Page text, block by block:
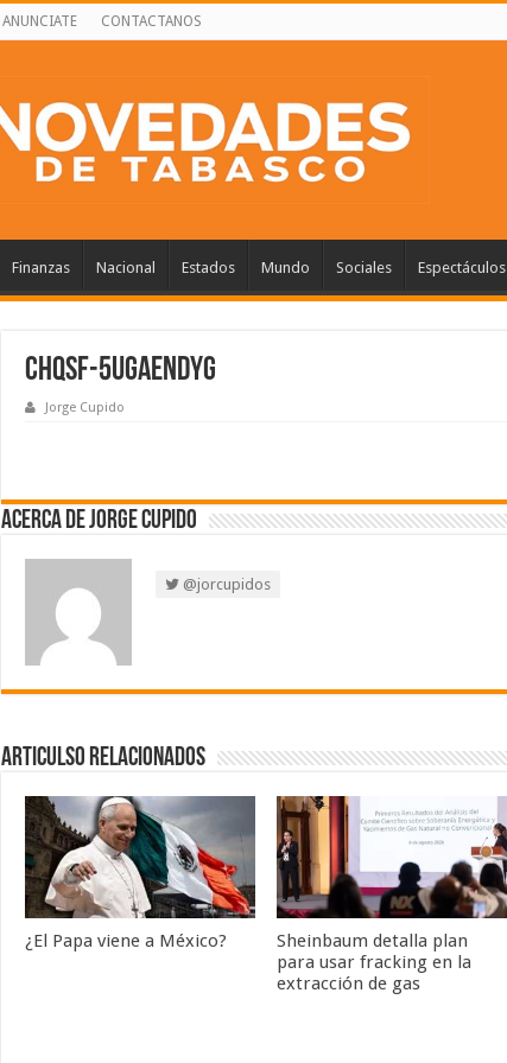
ANUNCIATE CONTACTANOS
Finanzas Nacional Estados Mundo Sociales Espectáculos
ChqSf-5UgAENdYG
Jorge Cupido
Acerca de Jorge Cupido
@jorcupidos
Articulso Relacionados
¿El Papa viene a México?
Sheinbaum detalla plan
para usar fracking en la
extracción de gas